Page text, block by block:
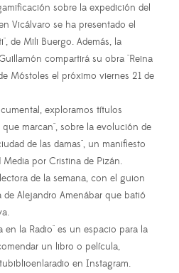
sobre la expedición del
Vicálvaro se ha presentado el
de Mili Buergo. Además, la
compartirá su obra "Reina
Móstoles el próximo viernes 21 de
exploramos títulos
marcan", sobre la evolución de
de las damas", un manifiesto
por Cristina de Pizán.
de la semana, con el guion
de Alejandro Amenábar que batió
en la Radio" es un espacio para la
un libro o película,
en Instagram.